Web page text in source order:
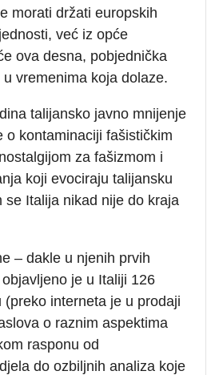
morati držati europskih
već iz opće
ova desna, pobjednička
vremenima koja dolaze.
talijansko javno mnijenje
o kontaminaciji fašističkim
za fašizmom i
koji evociraju talijansku
se Italija nikad nije do kraja
– dakle u njenih prvih
je u Italiji 126
(preko interneta je u prodaji
o raznim aspektima
rasponu od
do ozbiljnih analiza koje